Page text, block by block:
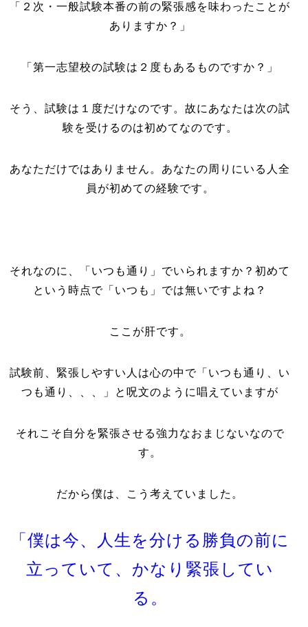
「２次・一般試験本番の前の緊張感を味わったことが
ありますか？」
「第一志望校の試験は２度もあるものですか？」
そう、試験は１度だけなのです。故にあなたは次の試
験を受けるのは初めてなのです。
あなただけではありません。あなたの周りにいる人全
員が初めての経験です。
それなのに、「いつも通り」でいられますか？初めて
という時点で「いつも」では無いですよね？
ここが肝です。
試験前、緊張しやすい人は心の中で「いつも通り、い
つも通り、、、」と呪文のように唱えていますが
それこそ自分を緊張させる強力なおまじないなので
す。
だから僕は、こう考えていました。
「僕は今、人生を分ける勝負の前に
立っていて、かなり緊張してい
る。